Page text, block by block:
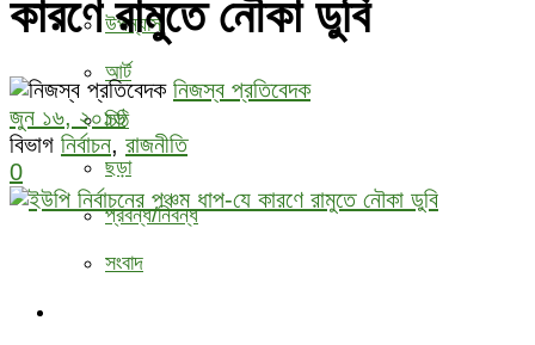
উপন্যাস
আর্ট
চিঠি
ছড়া
প্রবন্ধ/নিবন্ধ
সংবাদ
কারণে রামুতে নৌকা ডুবি
নিজস্ব প্রতিবেদক
জুন ১৬, ২০১৬
বিভাগ নির্বাচন, রাজনীতি
0